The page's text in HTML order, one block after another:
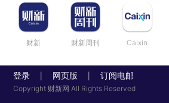
财新 财新周刊 Caixin
登录 网页版 订阅电邮
Copyright 财新网 All Rights Reserved